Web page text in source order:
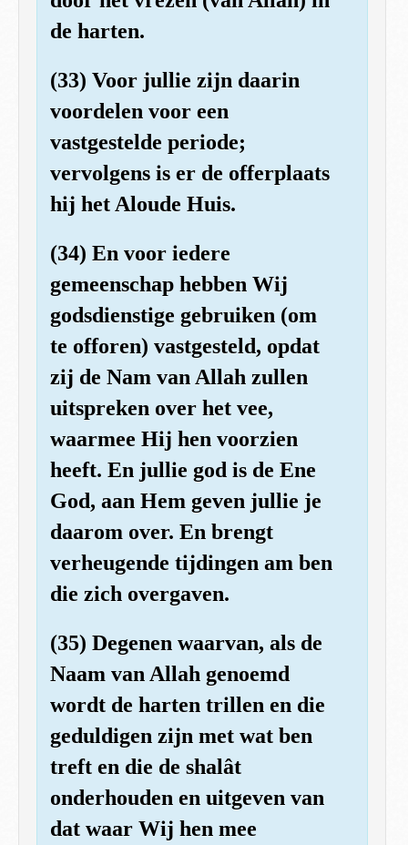
de harten.
(33) Voor jullie zijn daarin
voordelen voor een
vastgestelde periode;
vervolgens is er de offerplaats
hij het Aloude Huis.
(34) En voor iedere
gemeenschap hebben Wij
godsdienstige gebruiken (om
te offoren) vastgesteld, opdat
zij de Nam van Allah zullen
uitspreken over het vee,
waarmee Hij hen voorzien
heeft. En jullie god is de Ene
God, aan Hem geven jullie je
daarom over. En brengt
verheugende tijdingen am ben
die zich overgaven.
(35) Degenen waarvan, als de
Naam van Allah genoemd
wordt de harten trillen en die
geduldigen zijn met wat ben
treft en die de shalât
onderhouden en uitgeven van
dat waar Wij hen mee